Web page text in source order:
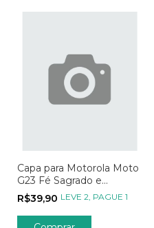
Capa para Motorola Moto
G23 Fé Sagrado e
Imaculado Coração
R$39,90 LEVE 2, PAGUE 1